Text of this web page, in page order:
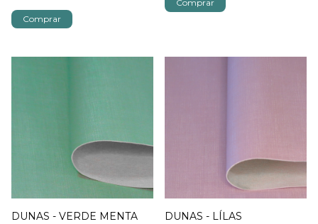
DUNAS - VERDE MENTA DUNAS - LÍLAS